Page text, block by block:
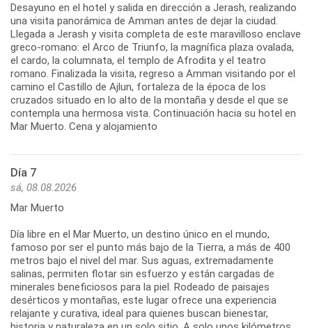
Desayuno en el hotel y salida en dirección a Jerash, realizando
una visita panorámica de Amman antes de dejar la ciudad.
Llegada a Jerash y visita completa de este maravilloso enclave
greco-romano: el Arco de Triunfo, la magnífica plaza ovalada,
el cardo, la columnata, el templo de Afrodita y el teatro
romano. Finalizada la visita, regreso a Amman visitando por el
camino el Castillo de Ajlun, fortaleza de la época de los
cruzados situado en lo alto de la montaña y desde el que se
contempla una hermosa vista. Continuación hacia su hotel en
Mar Muerto. Cena y alojamiento
Día 7
sá, 08.08.2026
Mar Muerto
Día libre en el Mar Muerto, un destino único en el mundo,
famoso por ser el punto más bajo de la Tierra, a más de 400
metros bajo el nivel del mar. Sus aguas, extremadamente
salinas, permiten flotar sin esfuerzo y están cargadas de
minerales beneficiosos para la piel. Rodeado de paisajes
desérticos y montañas, este lugar ofrece una experiencia
relajante y curativa, ideal para quienes buscan bienestar,